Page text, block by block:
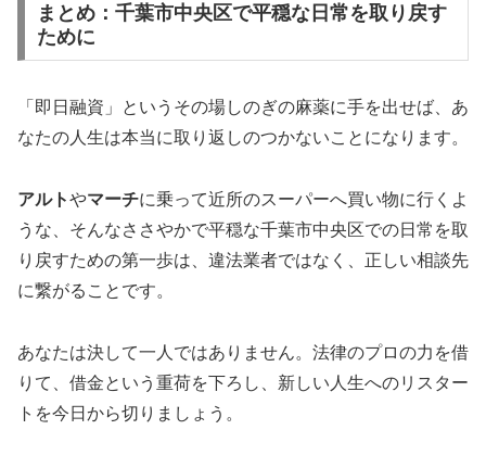
まとめ：千葉市中央区で平穏な日常を取り戻す
ために
「即日融資」というその場しのぎの麻薬に手を出せば、あ
なたの人生は本当に取り返しのつかないことになります。
アルトやマーチに乗って近所のスーパーへ買い物に行くよ
うな、そんなささやかで平穏な千葉市中央区での日常を取
り戻すための第一歩は、違法業者ではなく、正しい相談先
に繋がることです。
あなたは決して一人ではありません。法律のプロの力を借
りて、借金という重荷を下ろし、新しい人生へのリスター
トを今日から切りましょう。